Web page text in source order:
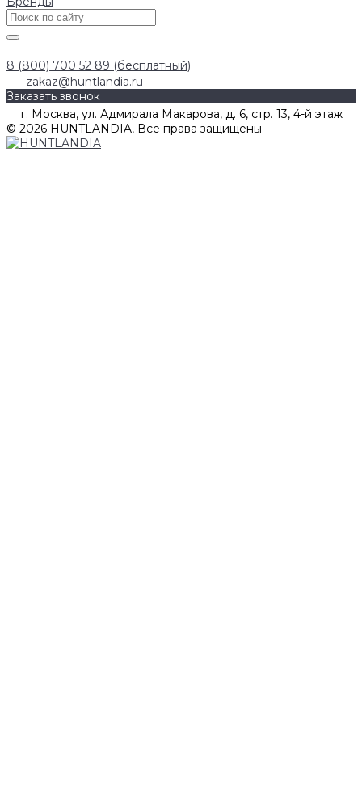
8 (800) 700 52 89 (бесплатный)
zakaz@huntlandia.ru
Заказать звонок
г. Москва, ул. Адмирала Макарова, д. 6, стр. 13, 4-й этаж
© 2026 HUNTLANDIA, Все права защищены